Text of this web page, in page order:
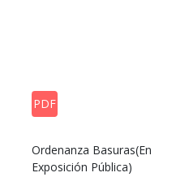
PDF
Ordenanza Basuras(En
Exposición Pública)